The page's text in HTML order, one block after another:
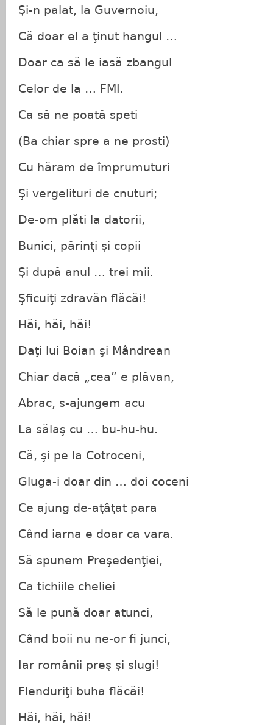
Şi-n palat, la Guvernoiu,
Că doar el a ţinut hangul …
Doar ca să le iasă zbangul
Celor de la … FMI.
Ca să ne poată speti
(Ba chiar spre a ne prosti)
Cu hăram de împrumuturi
Şi vergelituri de cnuturi;
De-om plăti la datorii,
Bunici, părinţi şi copii
Şi după anul … trei mii.
Şficuiţi zdravăn flăcăi!
Hăi, hăi, hăi!
Daţi lui Boian şi Mândrean
Chiar dacă „cea” e plăvan,
Abrac, s-ajungem acu
La sălaş cu … bu-hu-hu.
Că, şi pe la Cotroceni,
Gluga-i doar din … doi coceni
Ce ajung de-aţâţat para
Când iarna e doar ca vara.
Să spunem Preşedenţiei,
Ca tichiile cheliei
Să le pună doar atunci,
Când boii nu ne-or fi junci,
Iar românii preş şi slugi!
Flenduriţi buha flăcăi!
Hăi, hăi, hăi!